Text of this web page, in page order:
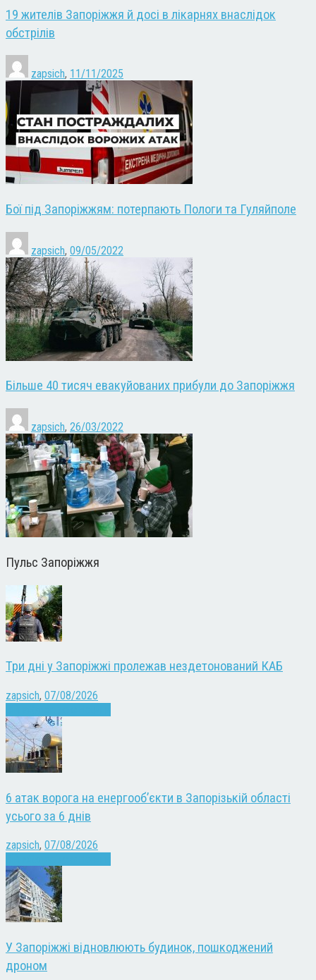
19 жителів Запоріжжя й досі в лікарнях внаслідок
обстрілів
zapsich, 11/11/2025
Бої під Запоріжжям: потерпають Пологи та Гуляйполе
zapsich, 09/05/2022
Більше 40 тисяч евакуйованих прибули до Запоріжжя
zapsich, 26/03/2022
Пульс Запоріжжя
Три дні у Запоріжжі пролежав нездетонований КАБ
zapsich, 07/08/2026
6 атак ворога на енергооб’єкти в Запорізькій області
усього за 6 днів
zapsich, 07/08/2026
У Запоріжжі відновлюють будинок, пошкоджений
дроном